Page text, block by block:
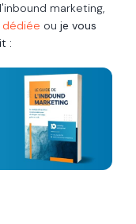
marketing,
dédiée ou je vous
: